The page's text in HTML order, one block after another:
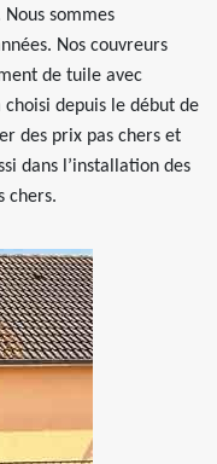
sommes
Nos couvreurs
de tuile avec
depuis le début de
des prix pas chers et
dans l’installation des
chers.